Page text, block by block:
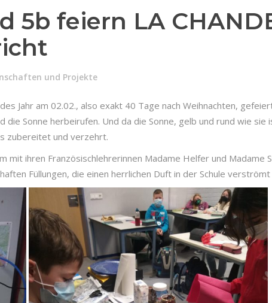
5b feiern LA
und Projekte
Jahr am 02.02., also exakt 40 Tage nach Weihnachten,
die Sonne herbeirufen. Und da die Sonne, gelb und rund wie
zubereitet und verzehrt.
mit ihren Französischlehrerinnen Madame Helfer und Madame
Füllungen, die einen herrlichen Duft in der Schule verströmt